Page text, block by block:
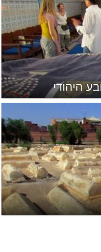
היהודי